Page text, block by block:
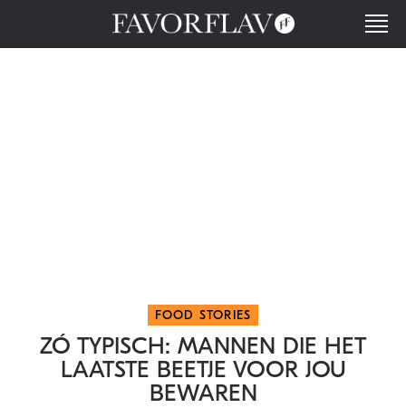
FOOD STORIES
ZÓ TYPISCH: MANNEN DIE HET
LAATSTE BEETJE VOOR JOU
BEWAREN